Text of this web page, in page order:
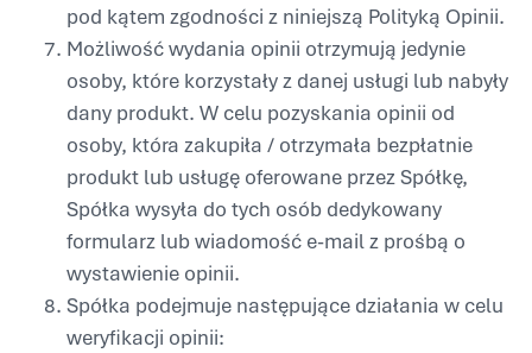
pod kątem zgodności z niniejszą Polityką Opinii.
Możliwość wydania opinii otrzymują jedynie
osoby, które korzystały z danej usługi lub nabyły
dany produkt. W celu pozyskania opinii od
osoby, która zakupiła / otrzymała bezpłatnie
produkt lub usługę oferowane przez Spółkę,
Spółka wysyła do tych osób dedykowany
formularz lub wiadomość e-mail z prośbą o
wystawienie opinii.
Spółka podejmuje następujące działania w celu
weryfikacji opinii: